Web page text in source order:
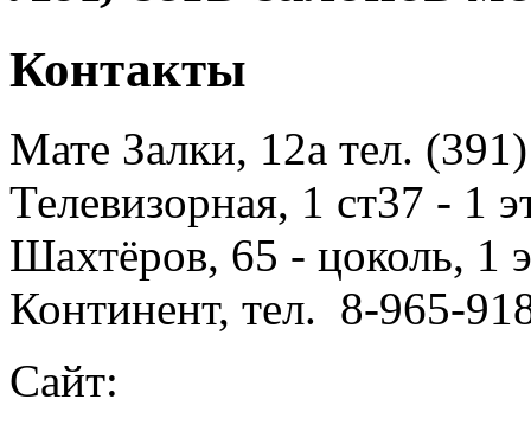
Контакты
Мате Залки, 12а тел.
Телевизорная, 1 ст37 - 1
Шахтёров, 65 - цоколь,
Континент, тел. 8-965-
Сайт: